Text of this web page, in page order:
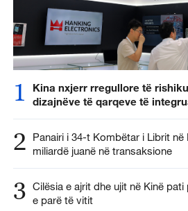
1
Kina nxjerr rregullore të
dizajnëve të qarqeve të
2
Panairi i 34-t Kombëtar i Librit në
miliardë juanë në transaksione
3 Cilësia e ajrit dhe ujit në Kinë
e parë të vitit